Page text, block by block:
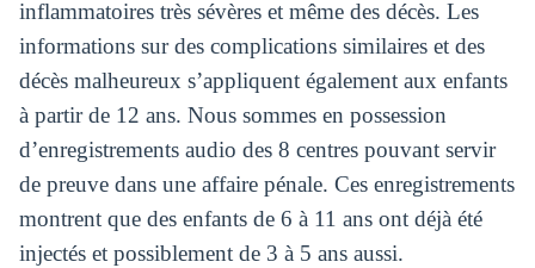
inflammatoires très sévères et même des décès. Les
informations sur des complications similaires et des
décès malheureux s’appliquent également aux enfants
à partir de 12 ans. Nous sommes en possession
d’enregistrements audio des 8 centres pouvant servir
de preuve dans une affaire pénale. Ces enregistrements
montrent que des enfants de 6 à 11 ans ont déjà été
injectés et possiblement de 3 à 5 ans aussi.